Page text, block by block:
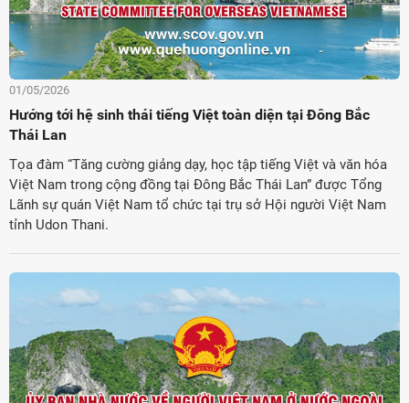
01/05/2026
Hướng tới hệ sinh thái tiếng Việt toàn diện tại Đông Bắc
Thái Lan
Tọa đàm “Tăng cường giảng dạy, học tập tiếng Việt và văn hóa
Việt Nam trong cộng đồng tại Đông Bắc Thái Lan” được Tổng
Lãnh sự quán Việt Nam tổ chức tại trụ sở Hội người Việt Nam
tỉnh Udon Thani.